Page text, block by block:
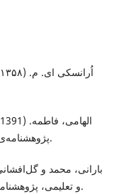
ﭘﮋوﻫﺸﻨﺎﻣﻪ‌ی ادبیات تعلیمی، س۴، ش۱۶، صص ۱۳۱تا۱۵۸.
و ﺗﻌﻠﯿﻤﯽ، پژوهشنامه‌ی ادﺑﯿﺎت ﺗﻌﻠﯿﻤﯽ، س۴، ش۱۳، صص ۶۳تا۸۶.